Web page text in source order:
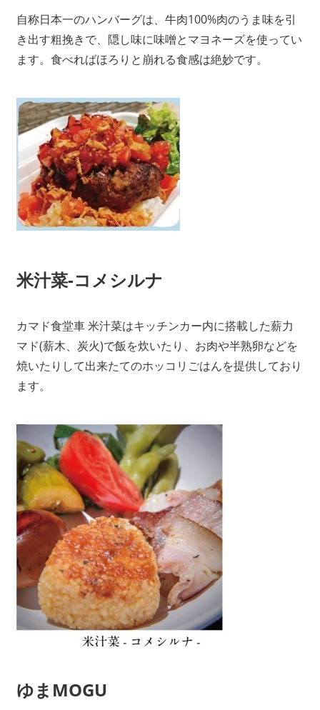
自称日本一のハンバーグは、牛肉100%肉のうま味を引
き出す粗挽きで、隠し味に味噌とマヨネーズを使ってい
ます。食べればほろりと崩れる食感は絶妙です。
米汁菜-コメシルナ
カマド食堂車 米汁菜はキッチンカー内に搭載した薪力
マド(薪木、炭火)で飯を炊いたり、お肉や半熟卵などを
焼いたりして出来たてのホッコリごはんを提供しており
ます。
ゆまMOGU